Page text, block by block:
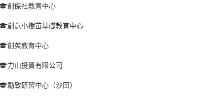
創傑社教育中心
創意小樹苗基礎教育中心
創英教育中心
力山投資有限公司
勵致研習中心（沙田）